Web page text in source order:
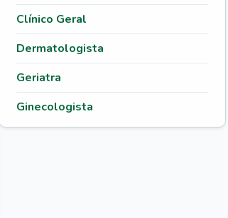
Clínico Geral
Dermatologista
Geriatra
Ginecologista